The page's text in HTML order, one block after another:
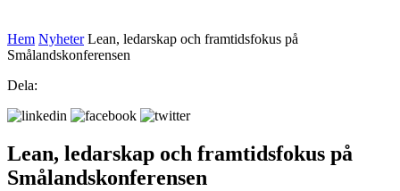
Hem Nyheter Lean, ledarskap och framtidsfokus på
Smålandskonferensen
Dela:
Lean, ledarskap och framtidsfokus på
Smålandskonferensen